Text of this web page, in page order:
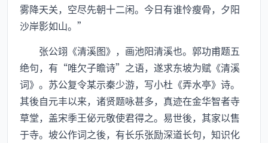
雾降天关，空尽先朝十二闲。今日有谁怜瘦骨，夕阳
沙岸影如山。”
张公翊《清溪图》，画池阳清溪也。郭功甫题五
绝句，有“唯欠子瞻诗”之语，遂求东坡为赋《清溪
词》。苏公复令某示秦少游，写小杜《弄水亭》诗。
其後自元丰以来，诸贤题咏甚多，真迹在金华智者寺
草堂，盖宋季王佖元敬使君得之。易世後，其家以售
于寺。坡公作词之後，有长乐张励深道长句，知识化